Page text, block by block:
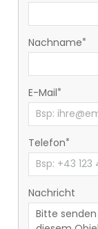
Nachname
E-Mail
Telefon
Nachricht